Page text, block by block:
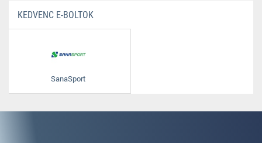
KEDVENC E-BOLTOK
SanaSport